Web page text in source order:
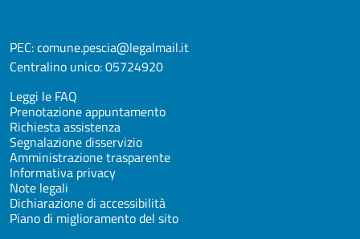
PEC:comune.pescia@legalmail.it
Centralino unico:05724920
Leggi le FAQ
Prenotazione appuntamento
Richiesta assistenza
Segnalazione disservizio
Amministrazione trasparente
Informativa privacy
Note legali
Dichiarazione di accessibilità
Piano di miglioramento del sito